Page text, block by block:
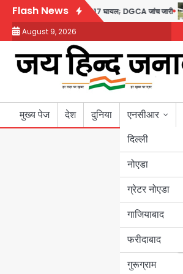
Skip
content
Flash News
डोप टेस्ट पॉजिटिव, 17 घायल; DGCA जांच जारी
August 9, 2026
मुख्य पेज देश दुनिया
एनसीआर
दिल्ली
नोएडा
ग्रेटर नोएडा
गाजियाबाद
फरीदाबाद
गुरूग्राम